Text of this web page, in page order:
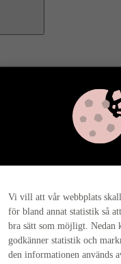
Vi vill att vår webbplats
för bland annat statistik så
bra sätt som möjligt. Nedan
godkänner statistik och
den informationen används
smart. Här berättar vi